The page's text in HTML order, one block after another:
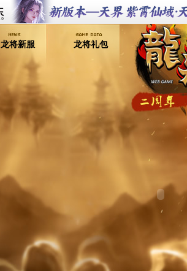
龙将新服 龙将礼包